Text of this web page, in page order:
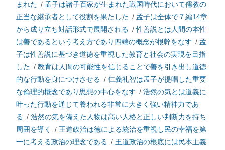
まれた / 孟子は諸子百家が生まれた戦国時代において儒教の
正当な継承者として役割を果たした / 孟子は全体で７編14章
から成り立ち対話形式で展開される /性善説とは人間の本性
は善であるという考え方であり四端の概念が根幹をなす / 孟
子は性善説に基づき道徳を重視した教育と社会の実現を目指
した / 教育は人間の可能性を信じることで善を引き出し道徳
的な行動を身につけさせる / 仁義礼智は孟子が提唱した重要
な倫理的概念であり思想の中心をなす / 浩然の気とは道義に
叶った行動を通じて養われる非常に大きく強い精神力であ
る / 浩然の気を備えた人物は高い人格と正しい判断力を持ち
周囲を導く
/ 王道政治は徳による統治を重視し民の幸福を第
一に考える政治の理念である / 王道政治の根底には民本主義